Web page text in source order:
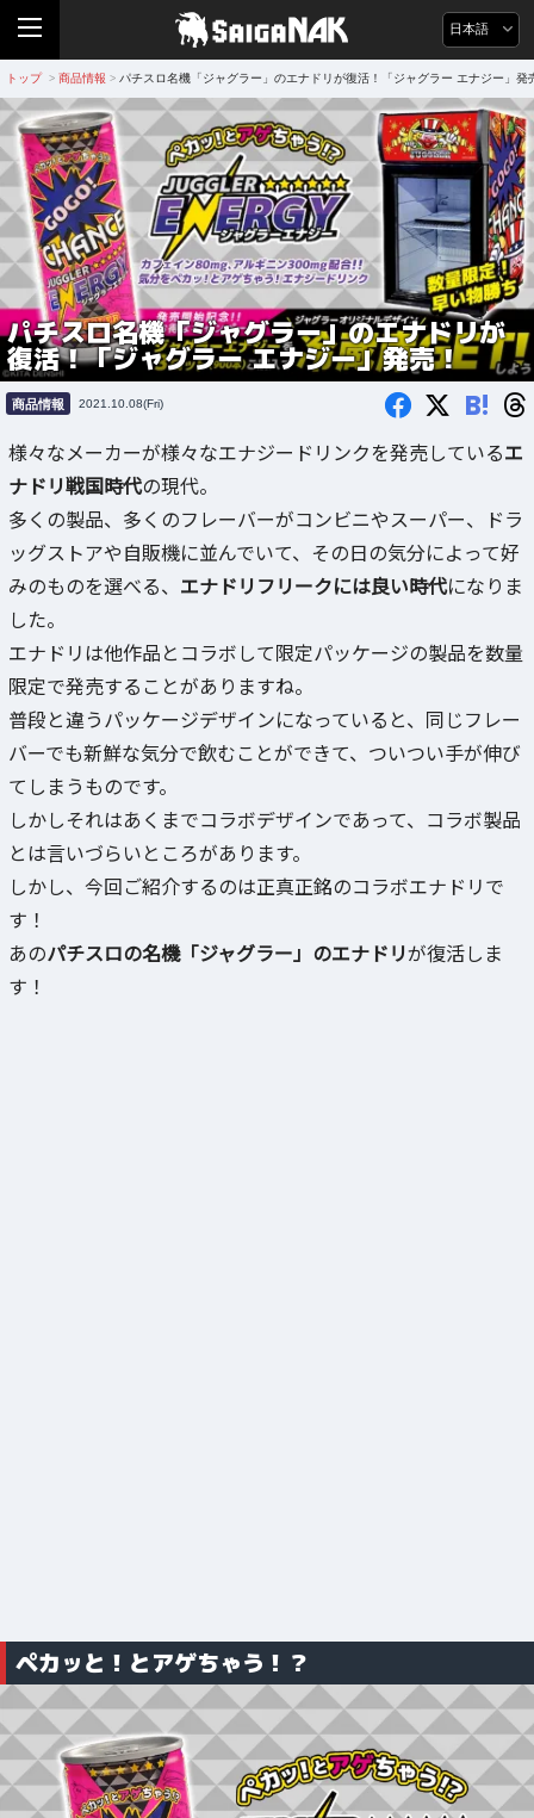
日本語
トップ > 商品情報 > パチスロ名機「ジャグラー」のエナドリが復活！「ジャグラー エナジー」発
パチスロ名機「ジャグラー」のエナドリが
復活！「ジャグラー エナジー」発売！
商品情報 2021.10.08(Fri) B!
様々なメーカーが様々なエナジードリンクを発売しているエ
ナドリ戦国時代の現代。
多くの製品、多くのフレーバーがコンビニやスーパー、ドラ
ッグストアや自販機に並んでいて、その日の気分によって好
みのものを選べる、 エナドリフリークには良い時代になりま
した。
エナドリは他作品とコラボして限定パッケージの製品を数量
限定で発売することがありますね。
普段と違うパッケージデザインになっていると、同じフレー
バーでも新鮮な気分で飲むことができて、ついつい手が伸び
てしまうものです。
しかしそれはあくまでコラボデザインであって、コラボ製品
とは言いづらいところがあります。
しかし、今回ご紹介するのは正真正銘のコラボエナドリで
す！
あのパチスロの名機「ジャグラー」のエナドリが復活しま
す！
ペカッと！とアゲちゃう！？